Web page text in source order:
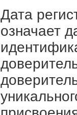
Дата
означает